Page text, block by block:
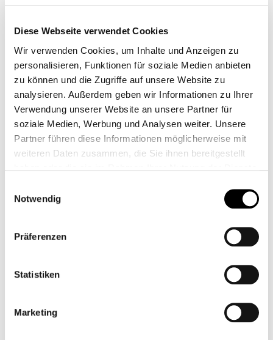
Diese Webseite verwendet Cookies
Wir verwenden Cookies, um Inhalte und Anzeigen zu
personalisieren, Funktionen für soziale Medien anbieten
zu können und die Zugriffe auf unsere Website zu
analysieren. Außerdem geben wir Informationen zu Ihrer
Verwendung unserer Website an unsere Partner für
soziale Medien, Werbung und Analysen weiter. Unsere
Partner führen diese Informationen möglicherweise mit
weiteren Daten zusammen, die Sie ihnen bereitgestellt
Notwendig
Präferenzen
Statistiken
Marketing
SQUALO DA CORSA
DB-KILLER
CB11526
15,00 €*
DB KILLER PER
BOTTIGLIA NORMAN
HYDE
CB00005
119,95 €*
GUARNIZIONE DEL
PROTEZIONE DEL